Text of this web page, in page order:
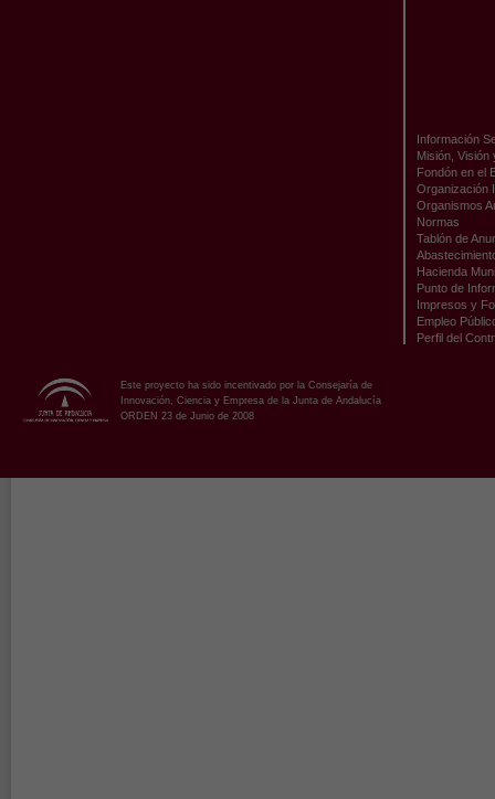
Información
Misión, Visión
Fondón en el
Organización
Organismos
Normas
Tablón de
Hacienda
Punto de
Impresos y
Empleo
Perfil del
Este proyecto ha sido incentivado por la Consejaría de
Innovación, Ciencia y Empresa de la Junta de Andalucía
ORDEN 23 de Junio de 2008